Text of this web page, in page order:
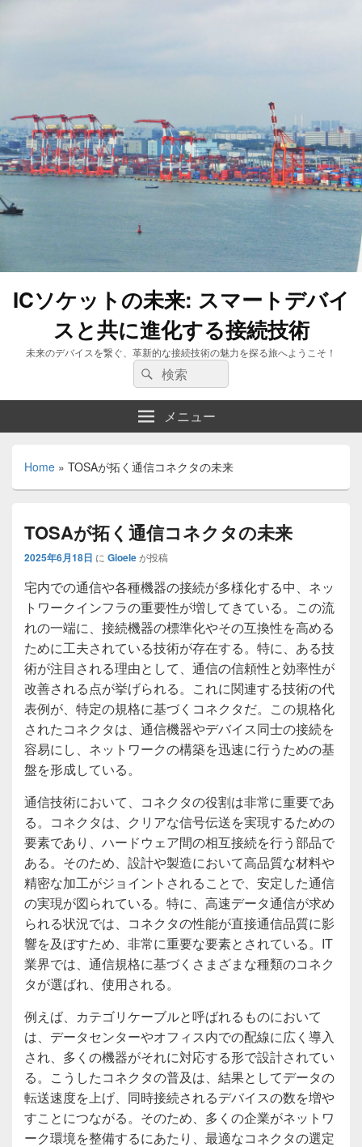
ICソケットの未来: スマートデバイ
スと共に進化する接続技術
未来のデバイスを繋ぐ、革新的な接続技術の魅力を探る旅へようこそ！
検
索:
検
索
メニュー
Home » TOSAが拓く通信コネクタの未来
TOSAが拓く通信コネクタの未来
2025年6月18日 に Gioeleが投稿
宅内での通信や各種機器の接続が多様化する中、ネッ
トワークインフラの重要性が増してきている。 この流
れの一端に、接続機器の標準化やその互換性を高める
ために工夫されている技術が存在する。特に、ある技
術が注目される理由として、通信の信頼性と効率性が
改善される点が挙げられる。これに関連する技術の代
表例が、特定の規格に基づくコネクタだ。この規格化
されたコネクタは、通信機器やデバイス同士の接続を
容易にし、ネットワークの構築を迅速に行うための基
盤を形成している。
通信技術において、コネクタの役割は非常に重要であ
る。コネクタは、クリアな信号伝送を実現するための
要素であり、ハードウェア間の相互接続を行う部品で
ある。そのため、設計や製造において高品質な材料や
精密な加工がジョイントされることで、安定した通信
の実現が図られている。特に、高速データ通信が求め
られる状況では、コネクタの性能が直接通信品質に影
響を及ぼすため、非常に重要な要素とされている。IT
業界では、通信規格に基づくさまざまな種類のコネク
タが選ばれ、使用される。
例えば、カテゴリケーブルと呼ばれるものにおいて
は、データセンターやオフィス内での配線に広く導入
され、多くの機器がそれに対応する形で設計されてい
る。こうしたコネクタの普及は、結果としてデータの
転送速度を上げ、同時接続されるデバイスの数を増や
すことにつながる。そのため、多くの企業がネットワ
ーク環境を整備するにあたり、最適なコネクタの選定